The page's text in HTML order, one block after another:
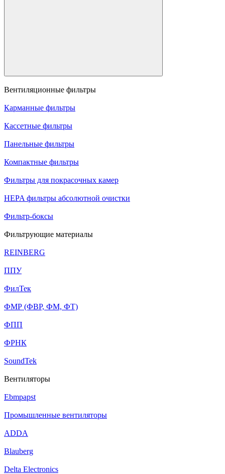
Вентиляционные фильтры
Карманные фильтры
Кассетные фильтры
Панельные фильтры
Компактные фильтры
Фильтры для покрасочных камер
HEPA фильтры абсолютной очистки
Фильтр-боксы
Фильтрующие материалы
REINBERG
ППУ
ФилТек
ФМР (ФВР, ФМ, ФТ)
ФПП
ФРНК
SoundTek
Вентиляторы
Ebmpapst
Промышленные вентиляторы
ADDA
Blauberg
Delta Electronics